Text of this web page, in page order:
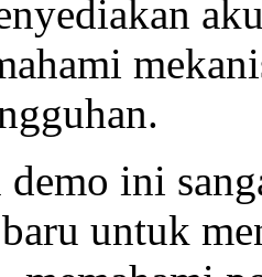
ini
untuk